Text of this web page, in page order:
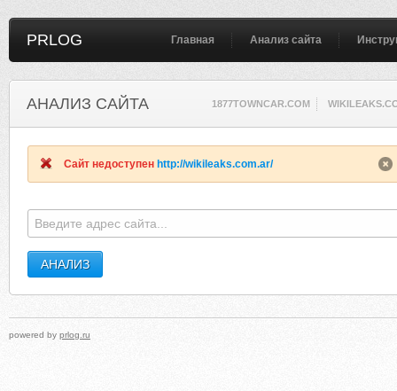
PRLOG Главная Анализ сайта
АНАЛИЗ САЙТА 1877TOWNCAR.COM
Сайт недоступен http://wikileaks.com.ar/
powered by prlog.ru